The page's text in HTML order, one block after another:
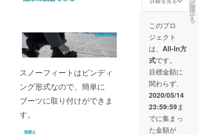
スノーフィートはビンディ
ング形式なので、簡単に
ブーツに取り付けができま
す。
ケット
は２０
２１年
より開
催予定
の
snowfe
et体験
会にて
グルー
プレッ
スンが
で受け
られる
チケッ
トです
を
選
択
す
る
このプロ
ジェクト
は、 All-In方
式です。
目標金額に
関わらず、
2020/05/14
23:59:59ま
でに集まっ
た金額が